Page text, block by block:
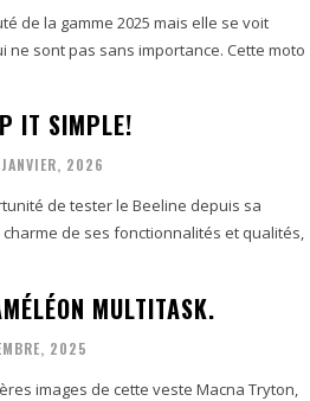
de la gamme 2025 mais elle se voit
sont pas sans importance. Cette moto
IT SIMPLE!
2026
de tester le Beeline depuis sa
de ses fonctionnalités et qualités,
MULTITASK.
2025
images de cette veste Macna Tryton,